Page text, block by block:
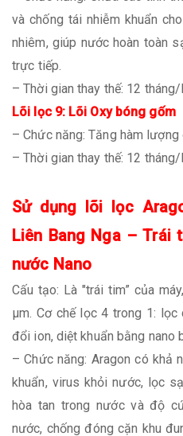
và chống tái nhiễm khuẩn
nhiêm, giúp nước hoàn toàn
trực tiếp.
– Thời gian thay thế: 12 tháng/
Lõi lọc 9: Lõi Oxy bóng gốm
– Chức năng: Tăng hàm
– Thời gian thay thế: 12 tháng/
Sử dụng lõi lọc
Liên Bang Nga – Trái
nước Nano
Cấu tạo: Là "trái tim” của
μm. Cơ chế lọc 4 trong 1:
đổi ion, diệt khuẩn bằng nano
– Chức năng: Aragon có khả
khuẩn, virus khỏi nước, lọc
hòa tan trong nước và độ
nước, chống đóng cặn khu